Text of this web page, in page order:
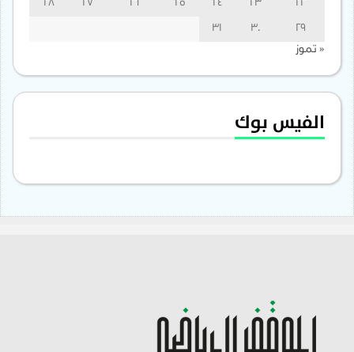
22
23
24
25
26
27
28
29
30
31
« تموز
الفيس بوك